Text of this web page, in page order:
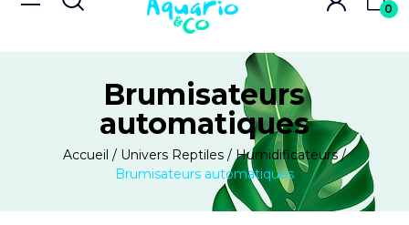
0
Brumisateurs
automatiques
Accueil Univers Reptiles
Humidificateurs
Brumisateurs automatiques